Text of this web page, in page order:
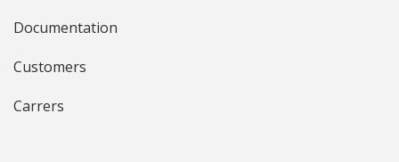
Documentation
Customers
Carrers